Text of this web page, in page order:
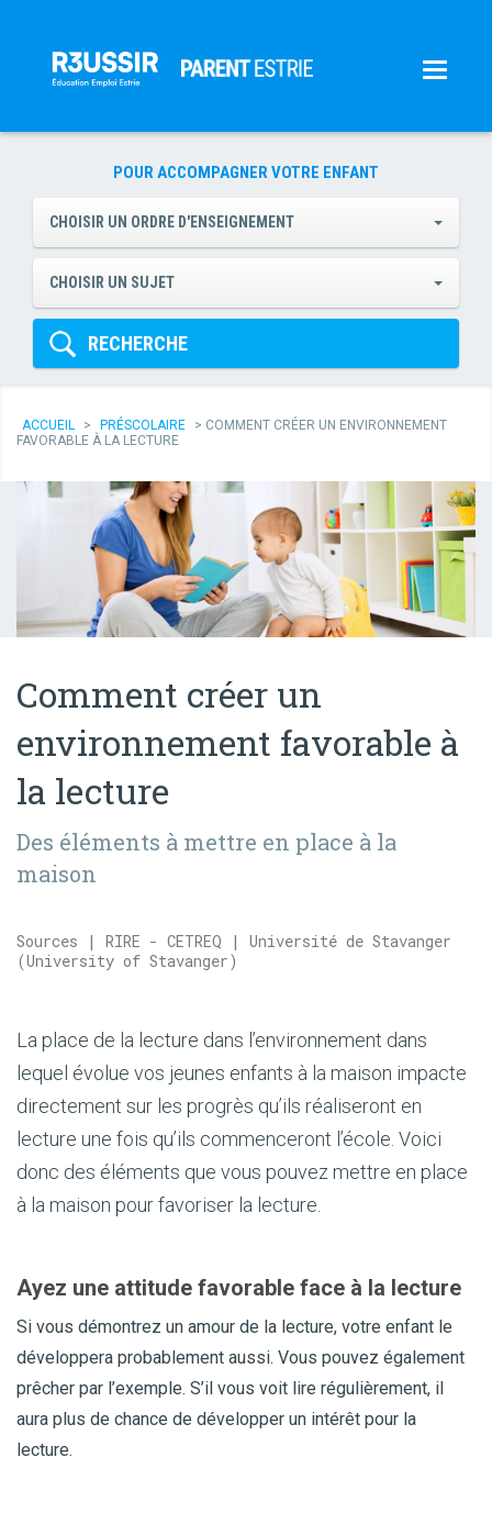
POUR ACCOMPAGNER VOTRE ENFANT
CHOISIR UN ORDRE D'ENSEIGNEMENT
CHOISIR UN SUJET
RECHERCHE
ACCUEIL > PRÉSCOLAIRE > COMMENT CRÉER UN ENVIRONNEMENT
FAVORABLE À LA LECTURE
Comment créer un
environnement favorable à
la lecture
Des éléments à mettre en place à la
maison
Sources | RIRE - CETREQ | Université de Stavanger
(University of Stavanger)
La place de la lecture dans l’environnement dans
lequel évolue vos jeunes enfants à la maison impacte
directement sur les progrès qu’ils réaliseront en
lecture une fois qu’ils commenceront l’école. Voici
donc des éléments que vous pouvez mettre en place
à la maison pour favoriser la lecture.
Ayez une attitude favorable face à la lecture
Si vous démontrez un amour de la lecture, votre enfant le
développera probablement aussi. Vous pouvez également
prêcher par l’exemple. S’il vous voit lire régulièrement, il
aura plus de chance de développer un intérêt pour la
lecture.